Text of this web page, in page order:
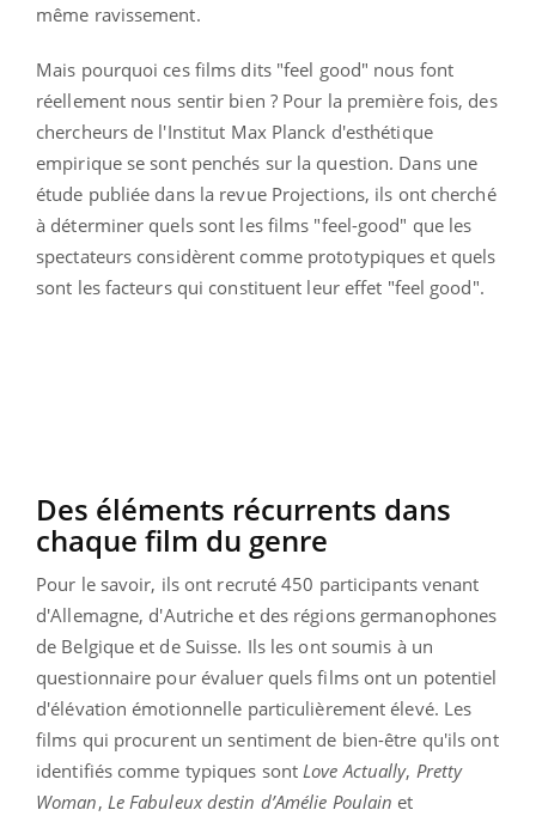
même ravissement.
Mais pourquoi ces films dits "feel good" nous font
réellement nous sentir bien ? Pour la première fois, des
chercheurs de l'Institut Max Planck d'esthétique
empirique se sont penchés sur la question. Dans une
étude publiée dans la revue Projections, ils ont cherché
à déterminer quels sont les films "feel-good" que les
spectateurs considèrent comme prototypiques et quels
sont les facteurs qui constituent leur effet "feel good".
Des éléments récurrents dans
chaque film du genre
Pour le savoir, ils ont recruté 450 participants venant
d'Allemagne, d'Autriche et des régions germanophones
de Belgique et de Suisse. Ils les ont soumis à un
questionnaire pour évaluer quels films ont un potentiel
d'élévation émotionnelle particulièrement élevé. Les
films qui procurent un sentiment de bien-être qu'ils ont
identifiés comme typiques sont Love Actually, Pretty
Woman, Le Fabuleux destin d’Amélie Poulain et